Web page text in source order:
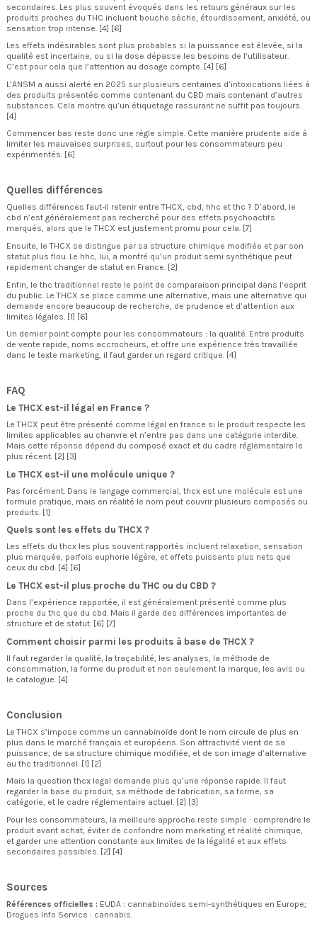
secondaires. Les plus souvent évoqués dans les retours généraux sur les
produits proches du THC incluent bouche sèche, étourdissement, anxiété, ou
sensation trop intense. [4] [6]
Les effets indésirables sont plus probables si la puissance est élevée, si la
qualité est incertaine, ou si la dose dépasse les besoins de l’utilisateur.
C’est pour cela que l’attention au dosage compte. [4] [6]
L’ANSM a aussi alerté en 2025 sur plusieurs centaines d’intoxications liées à
des produits présentés comme contenant du CBD mais contenant d’autres
substances. Cela montre qu’un étiquetage rassurant ne suffit pas toujours.
[4]
Commencer bas reste donc une règle simple. Cette manière prudente aide à
limiter les mauvaises surprises, surtout pour les consommateurs peu
expérimentés. [6]
Quelles différences
Quelles différences faut-il retenir entre THCX, cbd, hhc et thc ? D’abord, le
cbd n’est généralement pas recherché pour des effets psychoactifs
marqués, alors que le THCX est justement promu pour cela. [7]
Ensuite, le THCX se distingue par sa structure chimique modifiée et par son
statut plus flou. Le hhc, lui, a montré qu’un produit semi synthétique peut
rapidement changer de statut en France. [2]
Enfin, le thc traditionnel reste le point de comparaison principal dans l’esprit
du public. Le THCX se place comme une alternative, mais une alternative qui
demande encore beaucoup de recherche, de prudence et d’attention aux
limites légales. [1] [6]
Un dernier point compte pour les consommateurs : la qualité. Entre produits
de vente rapide, noms accrocheurs, et offre une expérience très travaillée
dans le texte marketing, il faut garder un regard critique. [4]
FAQ
Le THCX est-il légal en France ?
Le THCX peut être présenté comme légal en france si le produit respecte les
limites applicables au chanvre et n’entre pas dans une catégorie interdite.
Mais cette réponse dépend du composé exact et du cadre réglementaire le
plus récent. [2] [3]
Le THCX est-il une molécule unique ?
Pas forcément. Dans le langage commercial, thcx est une molécule est une
formule pratique, mais en réalité le nom peut couvrir plusieurs composés ou
produits. [1]
Quels sont les effets du THCX ?
Les effets du thcx les plus souvent rapportés incluent relaxation, sensation
plus marquée, parfois euphorie légère, et effets puissants plus nets que
ceux du cbd. [4] [6]
Le THCX est-il plus proche du THC ou du CBD ?
Dans l’expérience rapportée, il est généralement présenté comme plus
proche du thc que du cbd. Mais il garde des différences importantes de
structure et de statut. [6] [7]
Comment choisir parmi les produits à base de THCX ?
Il faut regarder la qualité, la traçabilité, les analyses, la méthode de
consommation, la forme du produit et non seulement la marque, les avis ou
le catalogue. [4]
Conclusion
Le THCX s’impose comme un cannabinoïde dont le nom circule de plus en
plus dans le marché français et européens. Son attractivité vient de sa
puissance, de sa structure chimique modifiée, et de son image d’alternative
au thc traditionnel. [1] [2]
Mais la question thcx legal demande plus qu’une réponse rapide. Il faut
regarder la base du produit, sa méthode de fabrication, sa forme, sa
catégorie, et le cadre réglementaire actuel. [2] [3]
Pour les consommateurs, la meilleure approche reste simple : comprendre le
produit avant achat, éviter de confondre nom marketing et réalité chimique,
et garder une attention constante aux limites de la légalité et aux effets
secondaires possibles. [2] [4]
Sources
Références officielles : EUDA : cannabinoïdes semi-synthétiques en Europe;
Drogues Info Service : cannabis